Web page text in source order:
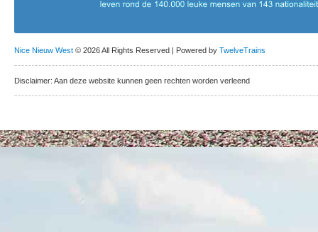
Nice Nieuw West © 2026 All Rights Reserved | Powered by TwelveTrains
Disclaimer: Aan deze website kunnen geen rechten worden verleend